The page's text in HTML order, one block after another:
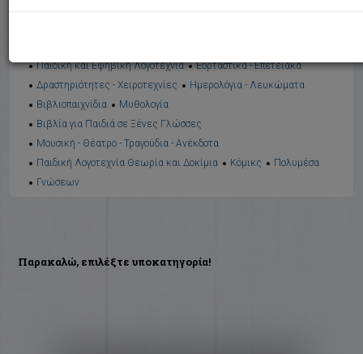
Παιδική και Εφηβική Λογοτεχνία
Εορταστικά - Επετειακά
Δραστηριότητες - Χειροτεχνίες
Ημερολόγια - Λευκώματα
Βιβλιοπαιχνίδια
Μυθολογία
Βιβλία για Παιδιά σε Ξένες Γλώσσες
Μουσική - Θέατρο - Τραγούδια - Ανέκδοτα
Παιδική Λογοτεχνία Θεωρία και Δοκίμια
Κόμικς
Πολυμέσα
Γνώσεων
Παρακαλώ, επιλέξτε υποκατηγορία!